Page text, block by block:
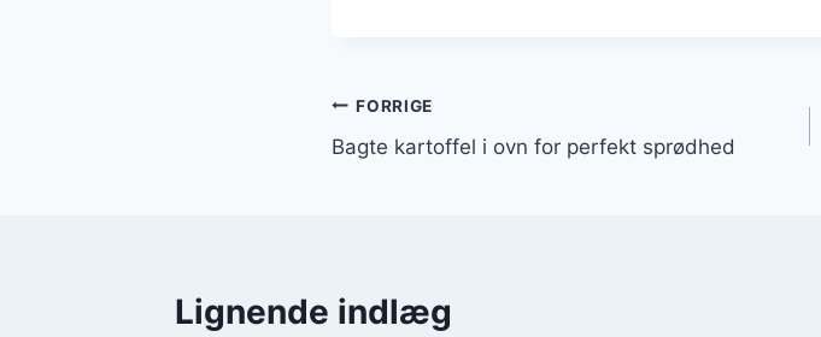
Indlægsnavigation
FORRIGE
Bagte kartoffel i ovn for perfekt sprødhed
Lignende indlæg